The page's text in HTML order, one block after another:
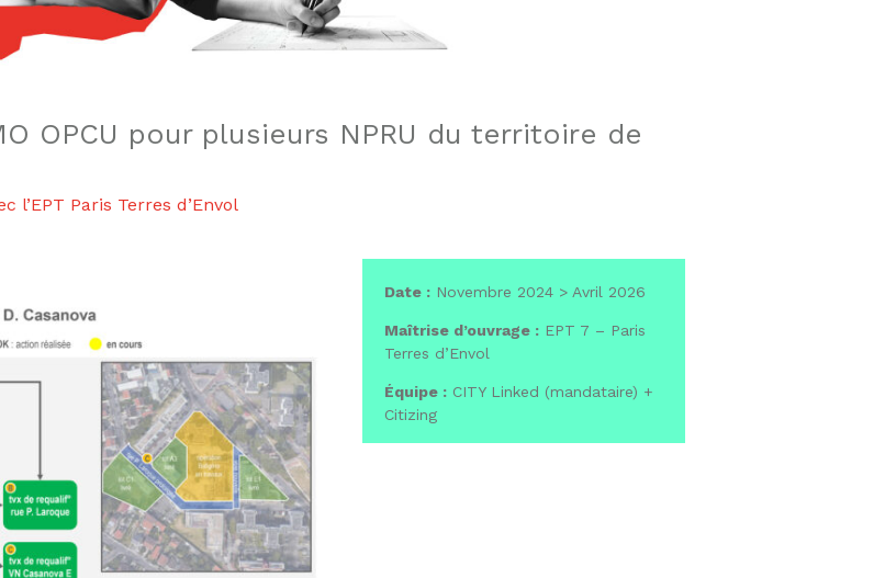
OPCU pour plusieurs NPRU du territoire de
l’EPT Paris Terres d’Envol
Date : Novembre 2024 > Avril 2026
Maîtrise d’ouvrage : EPT 7 – Paris
Terres d’Envol
Équipe : CITY Linked (mandataire) +
Citizing